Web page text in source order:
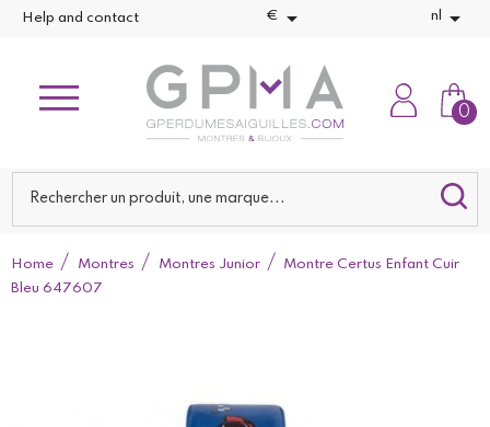
Help and contact €  nl 
0
Home Montres Montres Junior
Montre Certus Enfant Cuir
Bleu 647607